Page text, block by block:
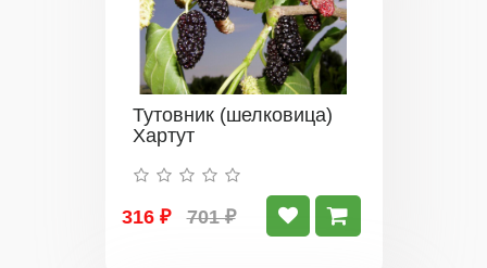
Тутовник (шелковица)
Хартут
316 ₽ 701 ₽